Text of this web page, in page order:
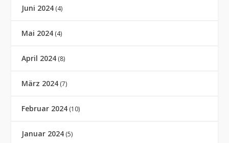
Juni 2024 (4)
Mai 2024 (4)
April 2024 (8)
März 2024 (7)
Februar 2024 (10)
Januar 2024 (5)